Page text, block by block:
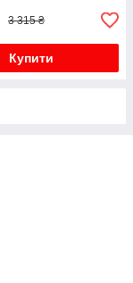
3 315 ₴
Купити